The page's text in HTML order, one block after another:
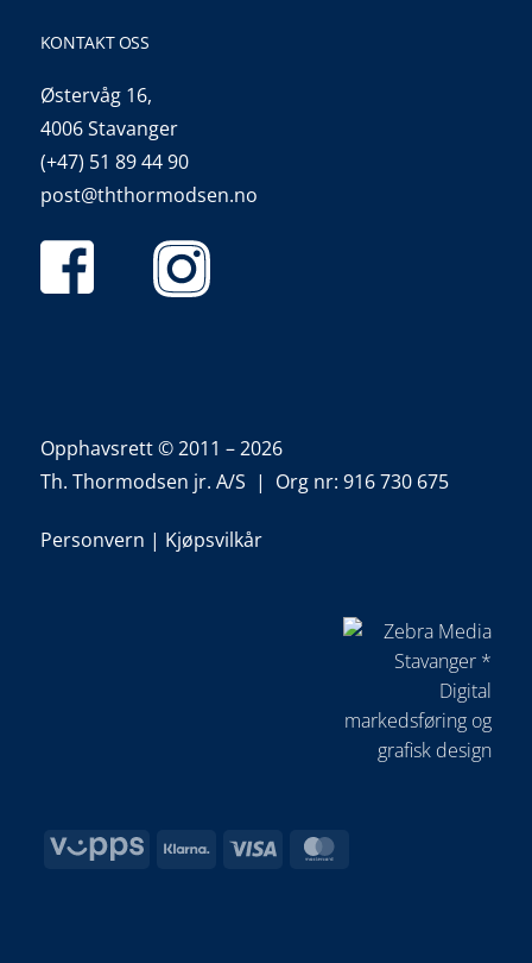
KONTAKT OSS
Østervåg 16,
4006 Stavanger
(+47) 51 89 44 90
post@ththormodsen.no
Opphavsrett © 2011 – 2026
Th. Thormodsen jr. A/S | Org nr: 916 730 675
Personvern | Kjøpsvilkår
Vipps Klarna Visa